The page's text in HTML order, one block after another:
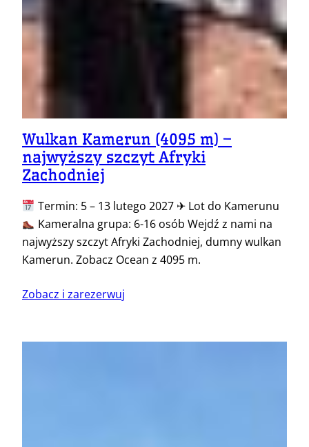
Wulkan Kamerun (4095 m) –
najwyższy szczyt Afryki
Zachodniej
Termin: 5 – 13 lutego 2027 ✈ Lot do Kamerunu
Kameralna grupa: 6-16 osób Wejdź z nami na
najwyższy szczyt Afryki Zachodniej, dumny wulkan
Kamerun. Zobacz Ocean z 4095 m.
Zobacz i zarezerwuj